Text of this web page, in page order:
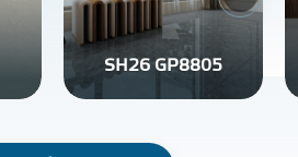
SH26 GP8805